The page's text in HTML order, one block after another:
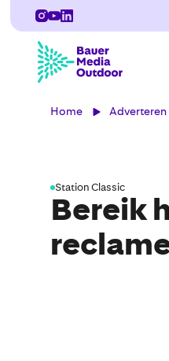
Home Adverteren
Station Classic
Bereik